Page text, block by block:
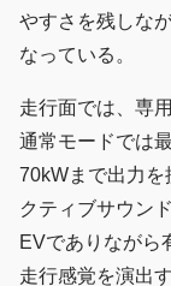
やすさを残しな
なっている。
走行面では、専
通常モードでは
70kWまで出力
クティブサウン
EVでありながら
走行感覚を演出す